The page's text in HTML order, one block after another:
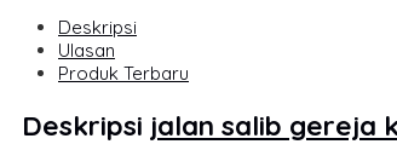
Deskripsi
Ulasan
Produk Terbaru
Deskripsi jalan salib gereja